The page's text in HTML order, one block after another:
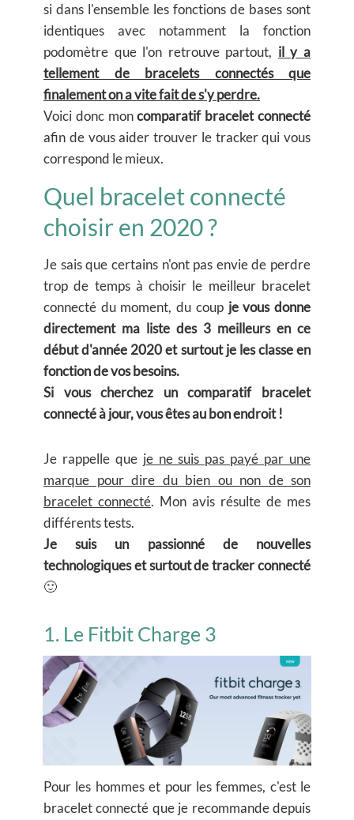
si dans l'ensemble les fonctions de bases sont
identiques avec notamment la fonction
podomètre que l'on retrouve partout, il y a
tellement de bracelets connectés que
finalement on a vite fait de s'y perdre.
Voici donc moncomparatif bracelet connecté
afin de vous aider trouver le tracker qui vous
correspond le mieux.
Quel bracelet connecté
choisir en 2020 ?
Je sais que certains n'ont pas envie de perdre
trop de temps à choisir le meilleur bracelet
connecté du moment, du coupje vous donne
directement ma liste des 3 meilleurs en ce
début d'année 2020 et surtout je les classe en
fonction de vos besoins.
Si vous cherchez un comparatif bracelet
connecté à jour, vous êtes au bon endroit !
Je rappelle que je ne suis pas payé par une
marque pour dire du bien ou non de son
bracelet connecté. Mon avis résulte de mes
différents tests.
Je suis un passionné de nouvelles
technologiques et surtout de tracker connecté
🙂
1. Le Fitbit Charge 3
Pour les hommes et pour les femmes, c'est le
bracelet connecté que je recommande depuis